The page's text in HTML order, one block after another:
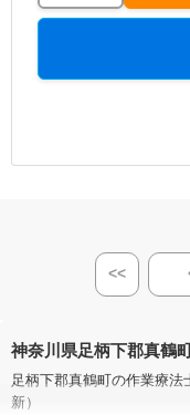
<<
神奈川県足柄下郡真鶴
足柄下郡真鶴町の作業療法
新）